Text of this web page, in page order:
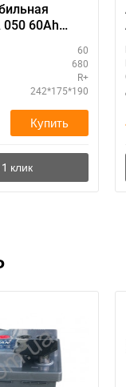
050 60Ah
60
680
R+
242*175*190
Купить